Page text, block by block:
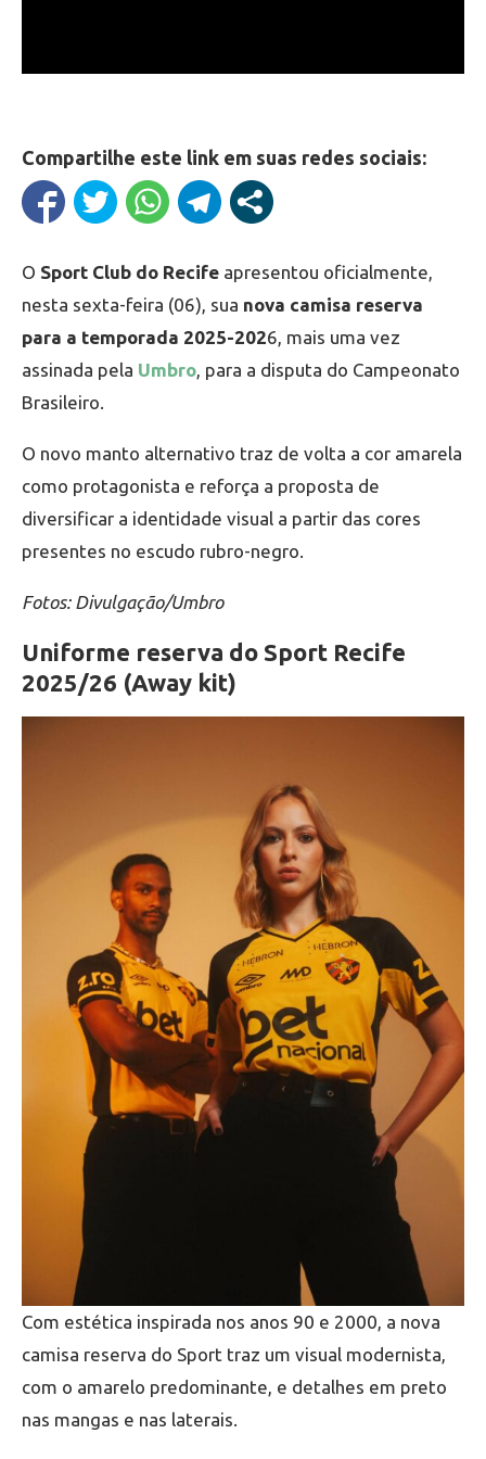
Compartilhe este link em suas redes sociais:
O Sport Club do Recife apresentou oficialmente,
nesta sexta-feira (06), sua nova camisa reserva
para a temporada 2025-2026, mais uma vez
assinada pela Umbro , para a disputa do Campeonato
Brasileiro.
O novo manto alternativo traz de volta a cor amarela
como protagonista e reforça a proposta de
diversificar a identidade visual a partir das cores
presentes no escudo rubro-negro.
Fotos: Divulgação/Umbro
Uniforme reserva do Sport Recife
2025/26 (Away kit)
Com estética inspirada nos anos 90 e 2000, a nova
camisa reserva do Sport traz um visual modernista,
com o amarelo predominante, e detalhes em preto
nas mangas e nas laterais.